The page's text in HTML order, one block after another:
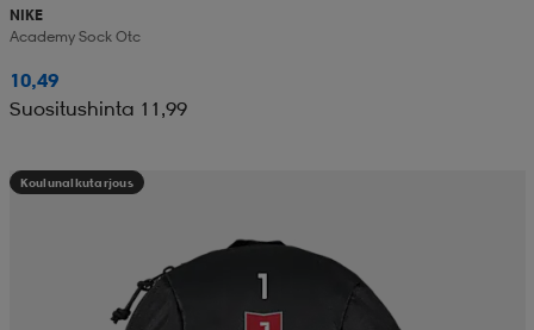
NIKE
Academy Sock Otc
10,49
Suositushinta 11,99
Koulunalkutarjous